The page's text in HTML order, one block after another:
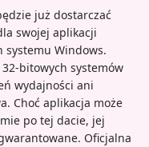
już dostarczać
swojej aplikacji
systemu Windows.
bitowych systemów
wydajności ani
Choć aplikacja może
po tej dacie, jej
Oficjalna